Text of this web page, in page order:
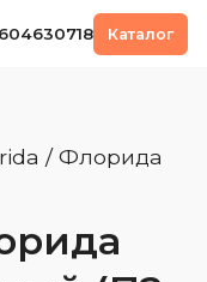
Каталог
/ Флорида